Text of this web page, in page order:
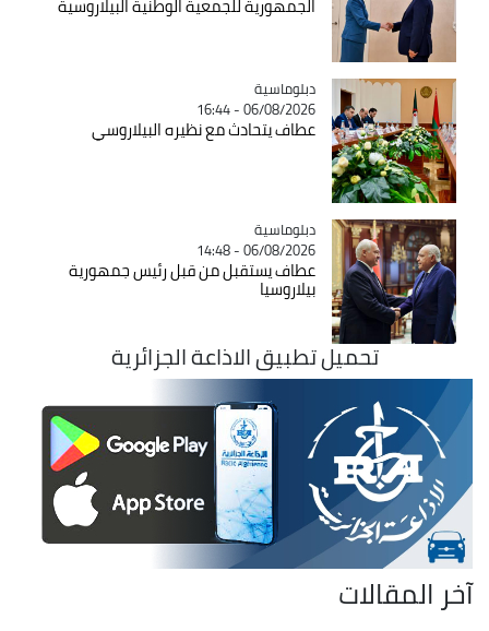
الجمهورية للجمعية الوطنية البيلاروسية
Catégorie
دبلوماسية
06/08/2026 - 16:44
عطاف يتحادث مع نظيره البيلاروسي
Catégorie
دبلوماسية
06/08/2026 - 14:48
عطاف يستقبل من قبل رئيس جمهورية
بيلاروسيا
تحميل تطبيق الاذاعة الجزائرية
آخر المقالات